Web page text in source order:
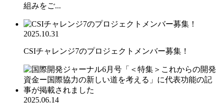
組みをご...
2025.10.31
CSIチャレンジ7のプロジェクトメンバー募集！
2025.06.14